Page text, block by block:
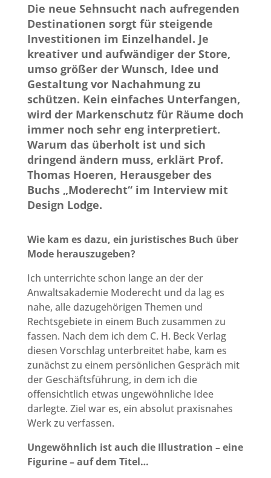
Die neue Sehnsucht nach aufregenden
Destinationen sorgt für steigende
Investitionen im Einzelhandel. Je
kreativer und aufwändiger der Store,
umso größer der Wunsch, Idee und
Gestaltung vor Nachahmung zu
schützen. Kein einfaches Unterfangen,
wird der Markenschutz für Räume doch
immer noch sehr eng interpretiert.
Warum das überholt ist und sich
dringend ändern muss, erklärt Prof.
Thomas Hoeren, Herausgeber des
Buchs „Moderecht“ im Interview mit
Design Lodge.
Wie kam es dazu, ein juristisches Buch über
Mode herauszugeben?
Ich unterrichte schon lange an der der
Anwaltsakademie Moderecht und da lag es
nahe, alle dazugehörigen Themen und
Rechtsgebiete in einem Buch zusammen zu
fassen. Nach dem ich dem C. H. Beck Verlag
diesen Vorschlag unterbreitet habe, kam es
zunächst zu einem persönlichen Gespräch mit
der Geschäftsführung, in dem ich die
offensichtlich etwas ungewöhnliche Idee
darlegte. Ziel war es, ein absolut praxisnahes
Werk zu verfassen.
Ungewöhnlich ist auch die Illustration – eine
Figurine – auf dem Titel…